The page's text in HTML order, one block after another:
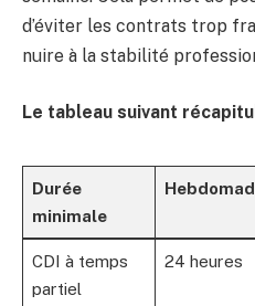
d’éviter les contrats trop
nuire à la stabilité
Le tableau suivant
Durée
minimale
CDI à temps
partiel
24 heures